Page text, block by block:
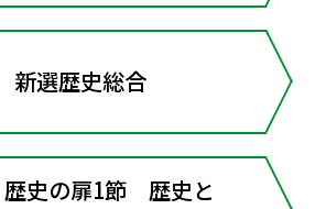
新選歴史総合
史の扉1節 歴史と